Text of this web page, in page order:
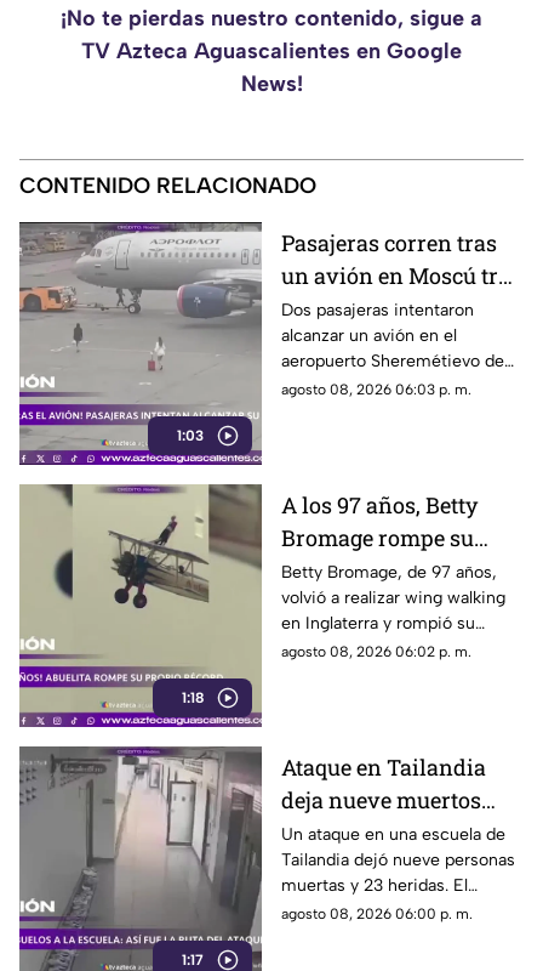
¡No te pierdas nuestro contenido, sigue a
TV Azteca Aguascalientes en Google
News!
CONTENIDO RELACIONADO
1:03
Pasajeras corren tras
un avión en Moscú tras
llegar tarde a su vuelo
Dos pasajeras intentaron
alcanzar un avión en el
aeropuerto Sheremétievo de
Moscú tras llegar tarde a su
agosto 08, 2026 06:03 p. m.
1:18
A los 97 años, Betty
Bromage rompe su
propio récord Guinness
en las alturas
Betty Bromage, de 97 años,
volvió a realizar wing walking
en Inglaterra y rompió su
propio récord Guinness tras
agosto 08, 2026 06:02 p. m.
1:17
Ataque en Tailandia
deja nueve muertos
tras agresión en una
escuela
Un ataque en una escuela de
Tailandia dejó nueve personas
muertas y 23 heridas. El
presunto agresor, de 14 años,
agosto 08, 2026 06:00 p. m.